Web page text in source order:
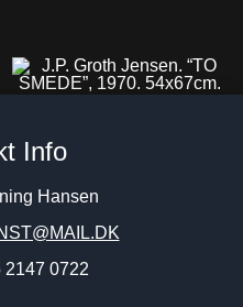
Info
Hansen
2147 0722